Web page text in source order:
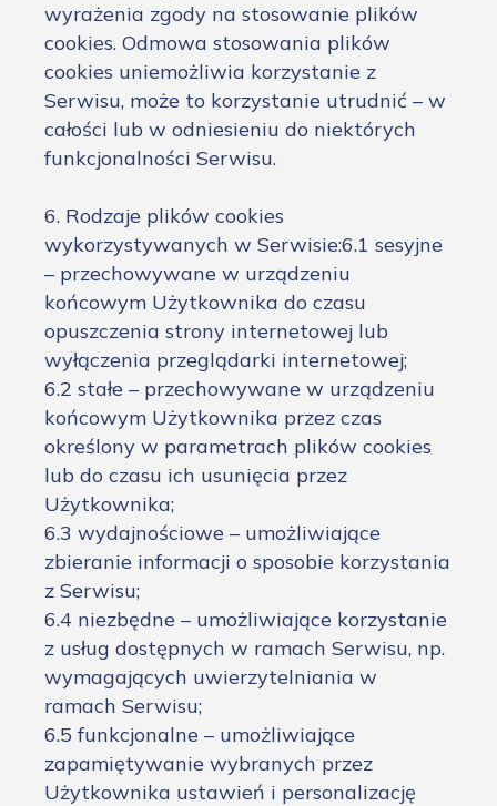
wyrażenia zgody na stosowanie plików
cookies. Odmowa stosowania plików
cookies uniemożliwia korzystanie z
Serwisu, może to korzystanie utrudnić – w
całości lub w odniesieniu do niektórych
funkcjonalności Serwisu.
6. Rodzaje plików cookies
wykorzystywanych w Serwisie:6.1 sesyjne
– przechowywane w urządzeniu
końcowym Użytkownika do czasu
opuszczenia strony internetowej lub
wyłączenia przeglądarki internetowej;
6.2 stałe – przechowywane w urządzeniu
końcowym Użytkownika przez czas
określony w parametrach plików cookies
lub do czasu ich usunięcia przez
Użytkownika;
6.3 wydajnościowe – umożliwiające
zbieranie informacji o sposobie korzystania
z Serwisu;
6.4 niezbędne – umożliwiające korzystanie
z usług dostępnych w ramach Serwisu, np.
wymagających uwierzytelniania w
ramach Serwisu;
6.5 funkcjonalne – umożliwiające
zapamiętywanie wybranych przez
Użytkownika ustawień i personalizację